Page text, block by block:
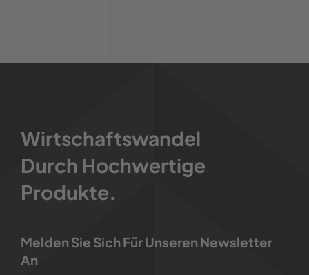
Wirtschaftswandel
Durch Hochwertige
Produkte.
Melden Sie Sich Für Unseren Newsletter
An